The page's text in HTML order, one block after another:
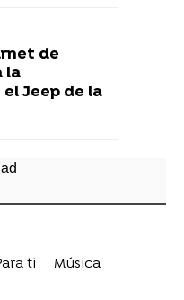
de
la
Jeep de la
ti
Música